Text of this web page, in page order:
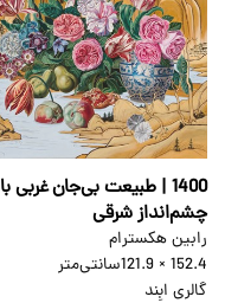
1400 | طبیعت بی‌جان غربی با
چشم‌انداز شرقی
رابین هکسترام
152.4 × 121.9
سانتی‌متر
گالری ابِند